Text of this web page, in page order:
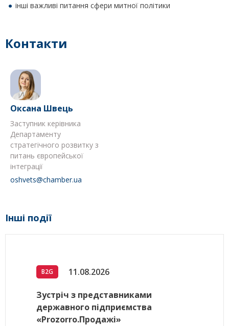
інші важливі питання сфери митної політики
Контакти
Оксана Швець
Заступник керівника
Департаменту
стратегічного розвитку з
питань європейської
інтеграції
oshvets@chamber.ua
Інші події
B2G 11.08.2026
Зустріч з представниками
державного підприємства
«Prozorro.Продажі»